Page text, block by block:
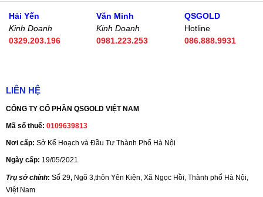
Hải Yến
Kinh Doanh
0329.203.196
Văn Minh
Kinh Doanh
0981.223.253
QSGOLD
Hotline
086.888.9931
LIÊN HỆ
CÔNG TY CỔ PHẦN QSGOLD VIỆT NAM
Mã số thuế: 0109639813
Nơi cấp: Sở Kế Hoạch và Đầu Tư Thành Phố Hà Nội
Ngày cấp: 19/05/2021
Trụ sở chính: Số 29, Ngõ 3,thôn Yên Kiện, Xã Ngọc Hồi, Thành phố Hà Nội,
Việt Nam